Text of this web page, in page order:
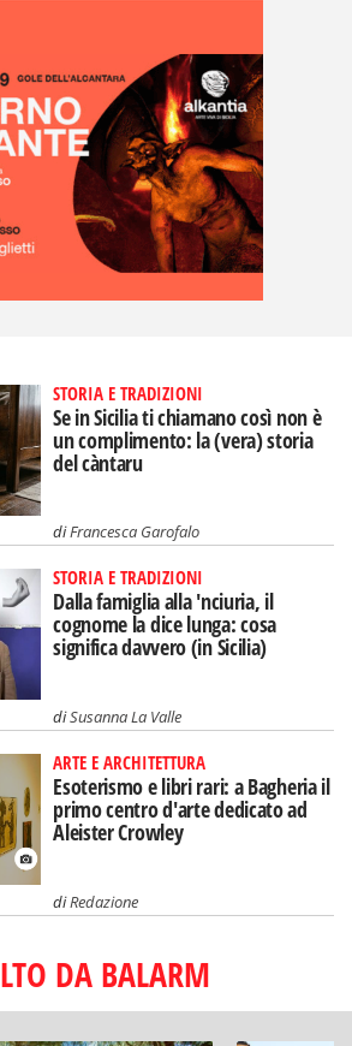
STORIA E TRADIZIONI
Se in Sicilia ti chiamano così non è
un complimento: la (vera) storia
del càntaru
diFrancesca Garofalo
STORIA E TRADIZIONI
Dalla famiglia alla 'nciuria, il
cognome la dice lunga: cosa
significa davvero (in Sicilia)
diSusanna La Valle
ARTE E ARCHITETTURA
Esoterismo e libri rari: a Bagheria il
primo centro d'arte dedicato ad
Aleister Crowley
diRedazione
DA BALARM